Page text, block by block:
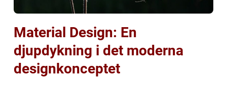
Material Design: En
djupdykning i det moderna
designkonceptet